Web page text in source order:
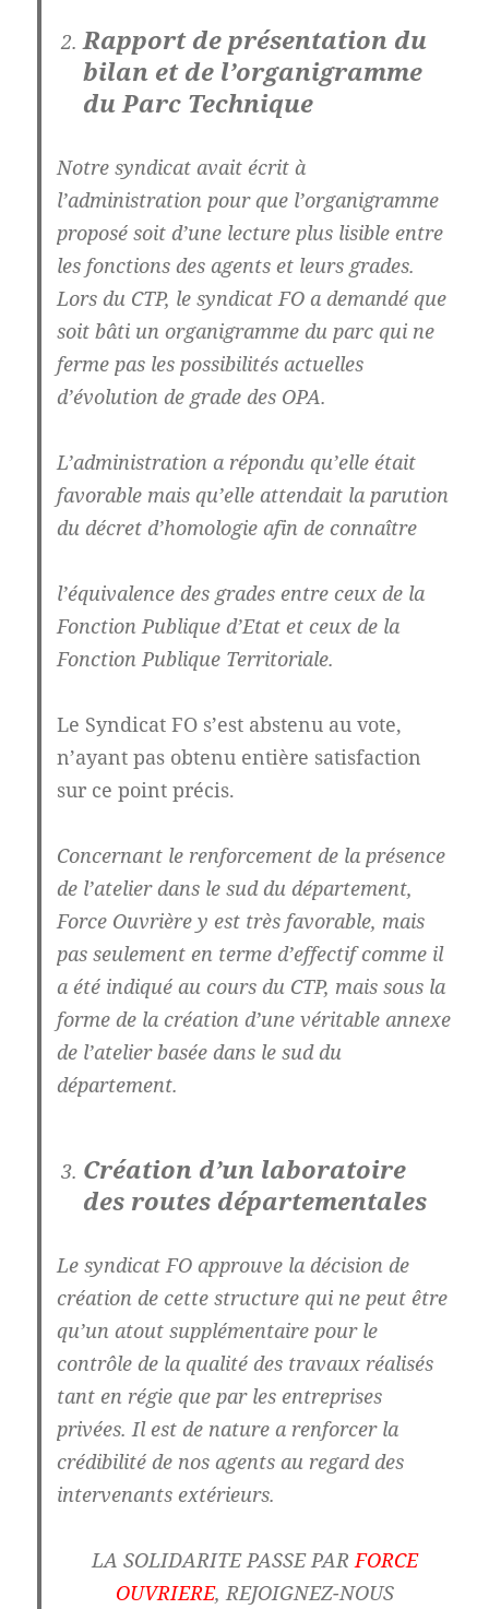
Rapport de présentation du
bilan et de l’organigramme
du Parc Technique
Notre syndicat avait écrit à
l’administration pour que l’organigramme
proposé soit d’une lecture plus lisible entre
les fonctions des agents et leurs grades.
Lors du CTP, le syndicat FO a demandé que
soit bâti un organigramme du parc qui ne
ferme pas les possibilités actuelles
d’évolution de grade des OPA.
L’administration a répondu qu’elle était
favorable mais qu’elle attendait la parution
du décret d’homologie afin de connaître
l’équivalence des grades entre ceux de la
Fonction Publique d’Etat et ceux de la
Fonction Publique Territoriale.
Le Syndicat FO s’est abstenu au vote,
n’ayant pas obtenu entière satisfaction
sur ce point précis.
Concernant le renforcement de la présence
de l’atelier dans le sud du département,
Force Ouvrière y est très favorable, mais
pas seulement en terme d’effectif comme il
a été indiqué au cours du CTP, mais sous la
forme de la création d’une véritable annexe
de l’atelier basée dans le sud du
département.
Création d’un laboratoire
des routes départementales
Le syndicat FO approuve la décision de
création de cette structure qui ne peut être
qu’un atout supplémentaire pour le
contrôle de la qualité des travaux réalisés
tant en régie que par les entreprises
privées. Il est de nature a renforcer la
crédibilité de nos agents au regard des
intervenants extérieurs.
LA SOLIDARITE PASSE PARFORCE
OUVRIERE, REJOIGNEZ-NOUS